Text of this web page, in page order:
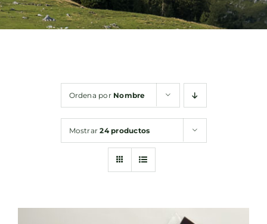
Bebidas
Ordena por Nombre
Mostrar24 productos